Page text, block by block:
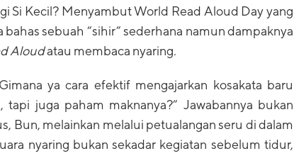
Si Kecil? Menyambut World Read Aloud Day yang
sebuah “sihir” sederhana namun dampaknya
Aloudatau membaca nyaring.
ya cara efektif mengajarkan kosakata baru
juga paham maknanya?” Jawabannya bukan
Bun, melainkan melalui petualangan seru di dalam
nyaring bukan sekadar kegiatan sebelum tidur,